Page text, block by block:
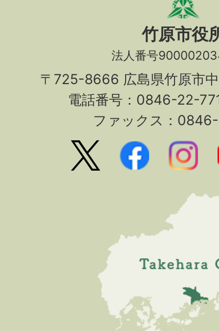
竹原市役
法人番号
〒725-8666 広島県竹原市
電話番号：0846-22-
ファックス：